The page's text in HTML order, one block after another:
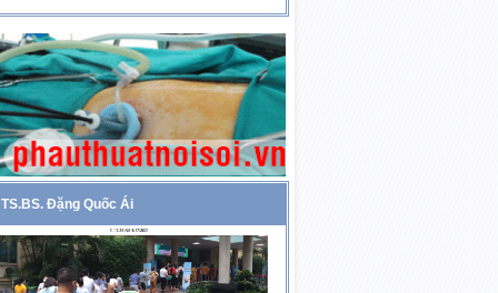
TS.BS. Đặng Quốc Ái